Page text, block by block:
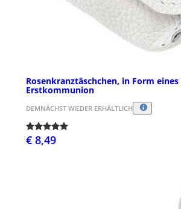
Rosenkranztäschchen, in Form eines
Erstkommunion
DEMNÄCHST WIEDER ERHÄLTLICH
€ 8,49